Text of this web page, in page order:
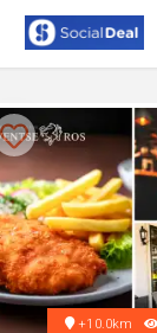
+10.0km